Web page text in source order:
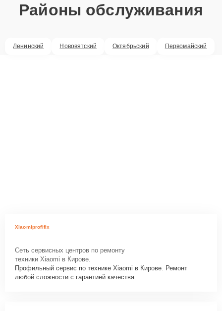
Районы обслуживания
Ленинский Нововятский Октябрьский Первомайский
Xiaomiprofifix
Сеть сервисных центров по ремонту
техники Xiaomi в Кирове.
Профильный сервис по технике Xiaomi в Кирове. Ремонт
любой сложности с гарантией качества.